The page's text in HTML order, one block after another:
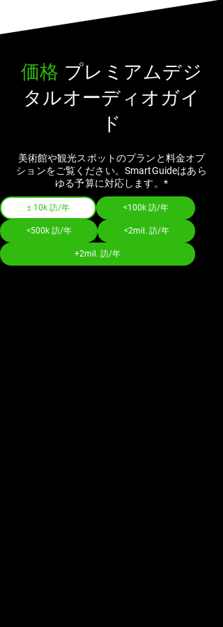
価格 プレミアムデジ
タルオーディオガイ
ド
美術館や観光スポットのプランと料金オプ
ションをご覧ください。SmartGuideはあら
ゆる予算に対応します。*
≤ 10k 訪/年 <100k 訪/年
<500k 訪/年 <2mil. 訪/年
+2mil. 訪/年